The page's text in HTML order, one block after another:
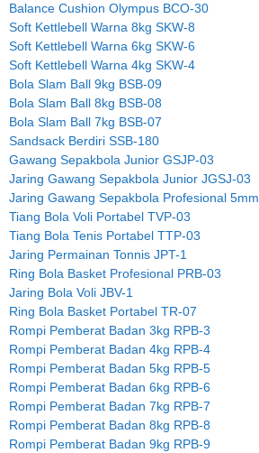
Balance Cushion Olympus BCO-30
Soft Kettlebell Warna 8kg SKW-8
Soft Kettlebell Warna 6kg SKW-6
Soft Kettlebell Warna 4kg SKW-4
Bola Slam Ball 9kg BSB-09
Bola Slam Ball 8kg BSB-08
Bola Slam Ball 7kg BSB-07
Sandsack Berdiri SSB-180
Gawang Sepakbola Junior GSJP-03
Jaring Gawang Sepakbola Junior JGSJ-03
Jaring Gawang Sepakbola Profesional 5mm
Tiang Bola Voli Portabel TVP-03
Tiang Bola Tenis Portabel TTP-03
Jaring Permainan Tonnis JPT-1
Ring Bola Basket Profesional PRB-03
Jaring Bola Voli JBV-1
Ring Bola Basket Portabel TR-07
Rompi Pemberat Badan 3kg RPB-3
Rompi Pemberat Badan 4kg RPB-4
Rompi Pemberat Badan 5kg RPB-5
Rompi Pemberat Badan 6kg RPB-6
Rompi Pemberat Badan 7kg RPB-7
Rompi Pemberat Badan 8kg RPB-8
Rompi Pemberat Badan 9kg RPB-9